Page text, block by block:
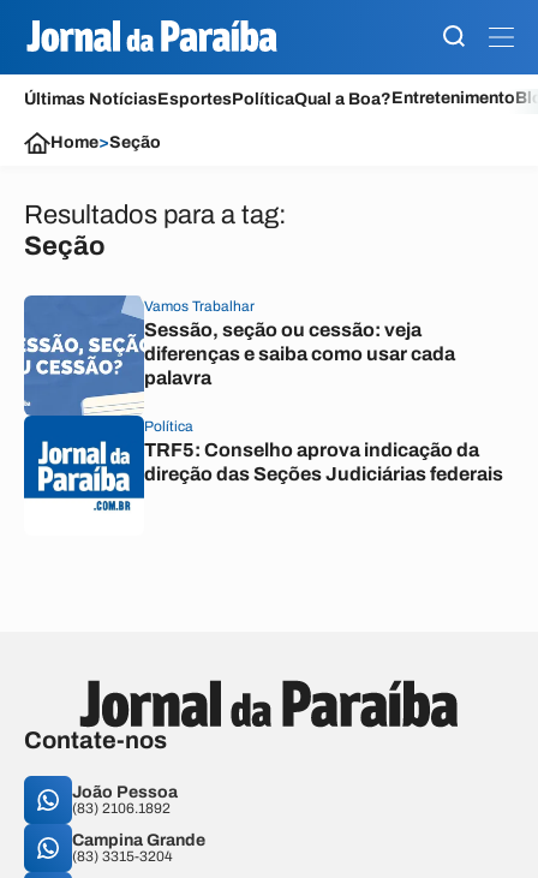
Últimas NotíciasEsportesPolíticaQual a Boa?Entretenimento
Home>Seção
Resultados para a tag:
Seção
Vamos Trabalhar
Sessão, seção ou cessão: veja
diferenças e saiba como usar cada
palavra
Política
TRF5: Conselho aprova indicação da
direção das Seções Judiciárias federais
Contate-nos
João Pessoa
(83) 2106.1892
Campina Grande
(83) 3315-3204